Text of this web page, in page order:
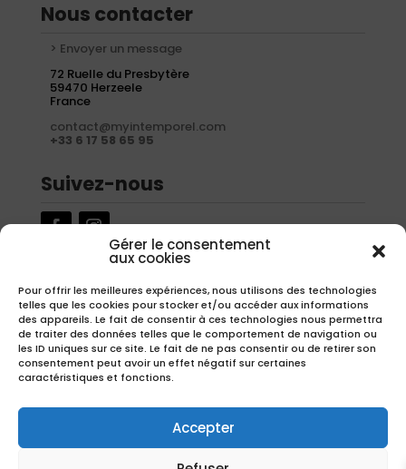
Gérer le consentement
aux cookies
Pour offrir les meilleures expériences, nous utilisons des technologies
telles que les cookies pour stocker et/ou accéder aux informations
des appareils. Le fait de consentir à ces technologies nous permettra
de traiter des données telles que le comportement de navigation ou
les ID uniques sur ce site. Le fait de ne pas consentir ou de retirer son
consentement peut avoir un effet négatif sur certaines
caractéristiques et fonctions.
Accepter
Nous contacter
> Envoyer un message
72 Ruelle du Presbytère
59470 Herzeele
France
contact@myintemporel.com
+33 6 17 58 65 95
Suivez-nous
Inscrivez-vous à notre newsletter pour recevoir nos offres
exclusives.
S'inscrire